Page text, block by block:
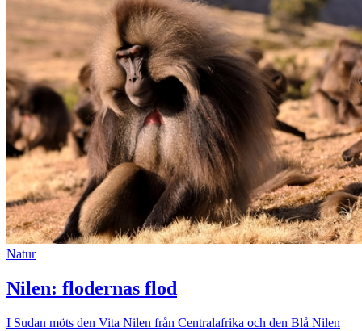
Natur
Nilen: flodernas flod
I Sudan möts den Vita Nilen från Centralafrika och den Blå Nilen